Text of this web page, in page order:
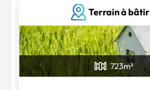
Terrain à bâtir
723m²